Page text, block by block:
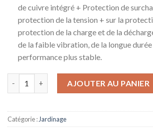
de cuivre intégré + Protection de
protection de la tension + sur la
protection de la charge et de la
de la faible vibration, de la longue durée
performance plus stable.
AJOUTER AU PANIER
Catégorie :Jardinage